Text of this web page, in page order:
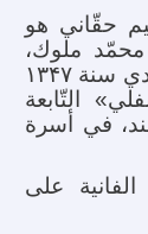
حقّاني هو
محمّد ملوك،
وُلِدَ في خامس عشر من شهر جدي سنة ۱۳۴۷
التّابعة
في أسرة
علی